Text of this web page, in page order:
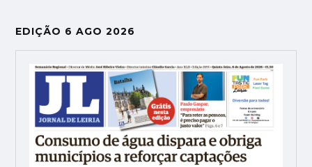
EDIÇÃO 6 AGO 2026